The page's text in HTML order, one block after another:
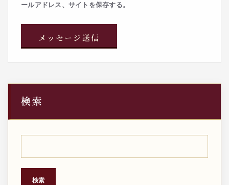
ールアドレス、サイトを保存する。
検索
検索